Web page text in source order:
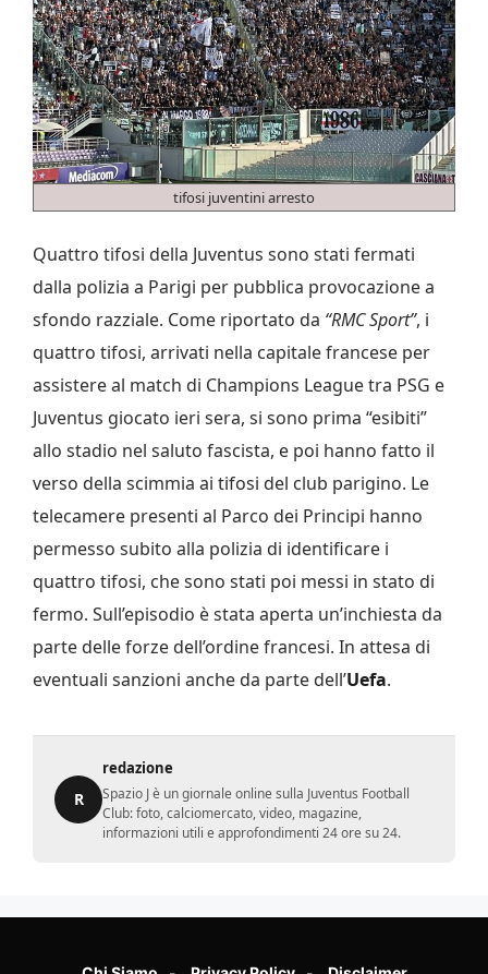
tifosi juventini arresto
Quattro tifosi della Juventus sono stati fermati
dalla polizia a Parigi per pubblica provocazione a
sfondo razziale. Come riportato da “RMC Sport”, i
quattro tifosi, arrivati nella capitale francese per
assistere al match di Champions League tra PSG e
Juventus giocato ieri sera, si sono prima “esibiti”
allo stadio nel saluto fascista, e poi hanno fatto il
verso della scimmia ai tifosi del club parigino. Le
telecamere presenti al Parco dei Principi hanno
permesso subito alla polizia di identificare i
quattro tifosi, che sono stati poi messi in stato di
fermo. Sull’episodio è stata aperta un’inchiesta da
parte delle forze dell’ordine francesi. In attesa di
eventuali sanzioni anche da parte dell’Uefa.
R
redazione
Spazio J è un giornale online sulla Juventus Football
Club: foto, calciomercato, video, magazine,
informazioni utili e approfondimenti 24 ore su 24.